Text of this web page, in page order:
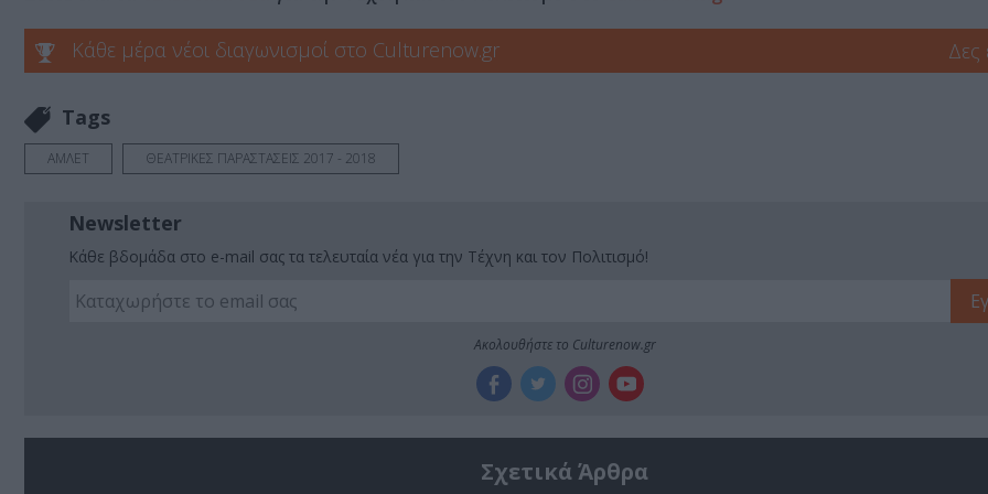
Κάθε μέρα νέοι διαγωνισμοί στο Culturenow.gr Δες
Tags
ΑΜΛΕΤ ΘΕΑΤΡΙΚΕΣ ΠΑΡΑΣΤΑΣΕΙΣ 2017 - 2018
Newsletter
Κάθε βδομάδα στο e-mail σας τα τελευταία νέα για την Τέχνη και τον Πολιτισμό!
Ακολουθήστε το Culturenow.gr
Σχετικά Άρθρα